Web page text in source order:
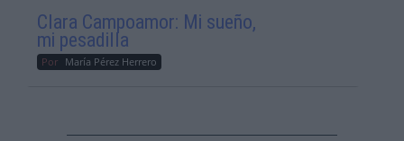
Clara Campoamor: Mi sueño,
mi pesadilla
Por María Pérez Herrero